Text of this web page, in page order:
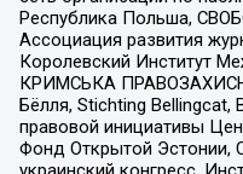
Республика Польша,
Ассоциация развития
Королевский Институт
КРИМСЬКА
Бёлля, Stichting Bellingcat,
правовой инициативы
Фонд Открытой Эстонии,